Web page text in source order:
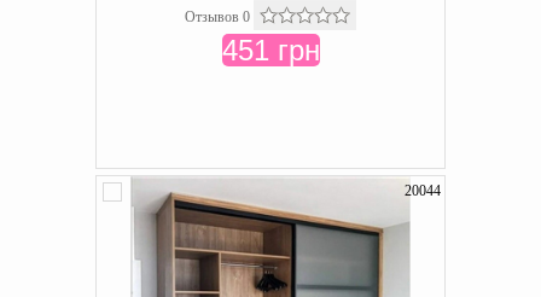
Отзывов 0
451 грн
20044